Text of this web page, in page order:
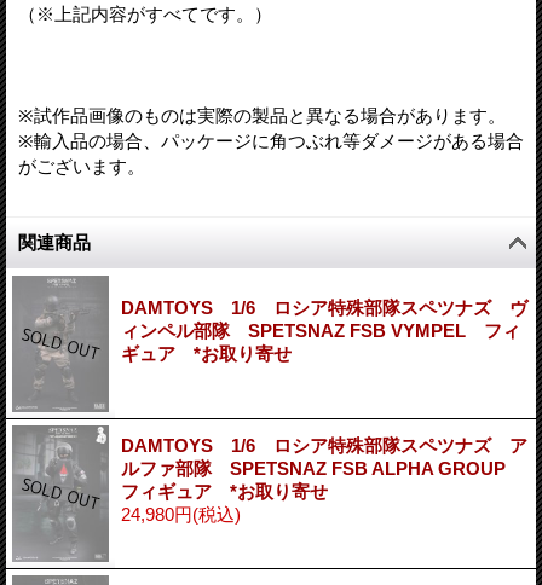
（※上記内容がすべてです。）
※試作品画像のものは実際の製品と異なる場合があります。
※輸入品の場合、パッケージに角つぶれ等ダメージがある場合
がございます。
関連商品
DAMTOYS 1/6 ロシア特殊部隊スペツナズ ヴ
ィンペル部隊 SPETSNAZ FSB VYMPEL フィ
ギュア *お取り寄せ
DAMTOYS 1/6 ロシア特殊部隊スペツナズ ア
ルファ部隊 SPETSNAZ FSB ALPHA GROUP
フィギュア *お取り寄せ
24,980円(税込)